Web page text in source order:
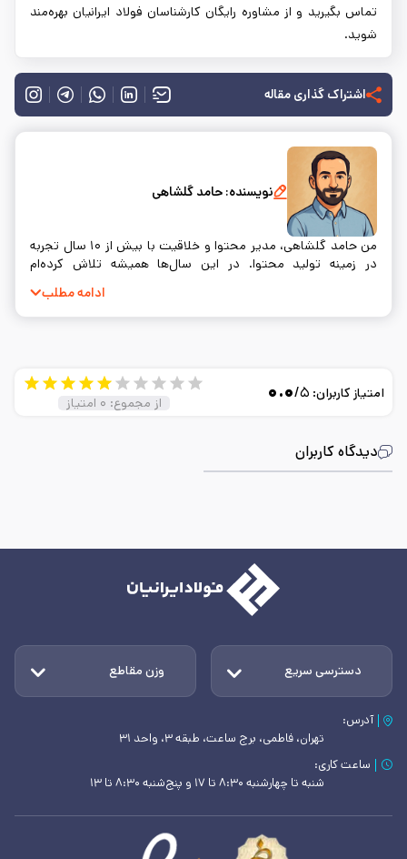
تماس بگیرید و از مشاوره رایگان کارشناسان فولاد ایرانیان بهره‌مند
شوید.
اشتراک گذاری مقاله
نویسنده: حامد گلشاهی
من حامد گلشاهی، مدیر محتوا و خلاقیت با بیش از ۱۰ سال تجربه
در زمینه تولید محتوا. در این سال‌ها همیشه تلاش کرده‌ام
واقعاً به سوالات و نیازهای او پاسخ دهد. خلق محتوا برای من فقط
یک شغل نیست؛ بلکه راهی‌ست برای ارتباط واقعی با آدم‌ها.
ادامه مطلب
دیدگاه کاربران
امتیاز کاربران: ۰.۰/۵
از مجموع: ۰ امتیاز
دسترسی سریع وزن مقاطع
آدرس:
تهران، فاطمی، برج ساعت، طبقه ۳، واحد ۳۱
ساعت کاری:
شنبه تا چهارشنبه ۸:۳۰ تا ۱۷ و پنج‌شنبه ۸:۳۰ تا ۱۳